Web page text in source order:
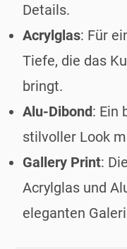
Details.
Acrylglas: Für
Tiefe, die das
bringt.
Alu-Dibond: Ein
stilvoller Look
Gallery Print:
Acrylglas und
eleganten